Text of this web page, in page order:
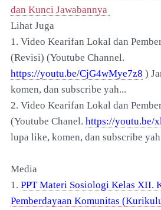
dan Kunci Jawabannya
Lihat Juga
1. Video Kearifan Lokal dan
(Revisi) (Youtube Channel.
https://youtu.be/CjG4wMye7z8 )
komen, dan subscribe yah...
2. Video Kearifan Lokal dan
(Youtube Chanel. https://youtu.be/
lupa like, komen, dan subscribe
Media
1. PPT Materi Sosiologi Kelas XII.
Pemberdayaan Komunitas